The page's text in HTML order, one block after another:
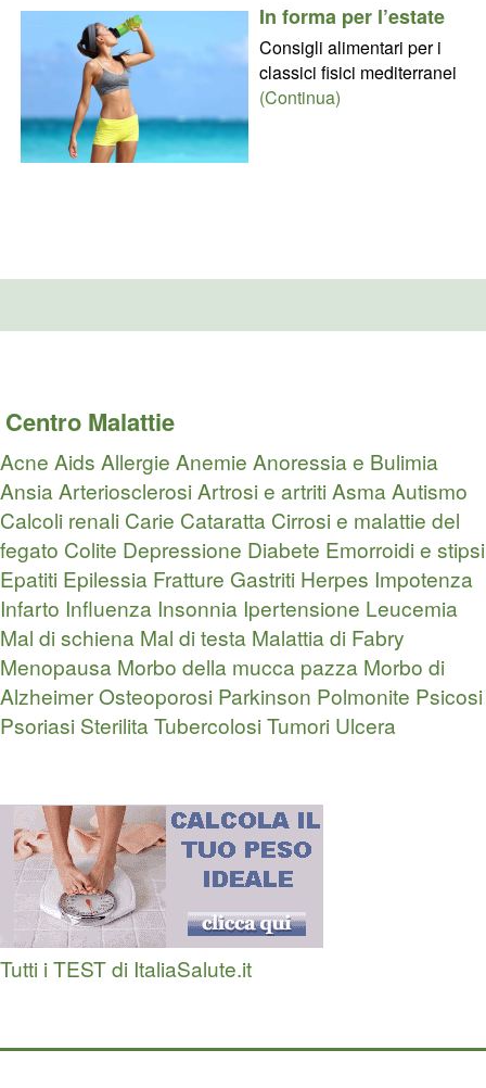
In forma per l’estate
Consigli alimentari per i
classici fisici mediterranei
(Continua)
Centro Malattie
Acne Aids Allergie Anemie Anoressia e Bulimia
AnsiaArteriosclerosiArtrosi e artritiAsmaAutismo
Calcoli renali Carie Cataratta Cirrosi e malattie del
fegato Colite Depressione Diabete Emorroidi e stipsi
Epatiti Epilessia Fratture Gastriti Herpes Impotenza
Infarto Influenza Insonnia Ipertensione Leucemia
Mal di schiena Mal di testa Malattia di Fabry
Menopausa Morbo della mucca pazza Morbo di
AlzheimerOsteoporosi Parkinson Polmonite Psicosi
Psoriasi SterilitaTubercolosiTumori Ulcera
Tutti i TEST di ItaliaSalute.it